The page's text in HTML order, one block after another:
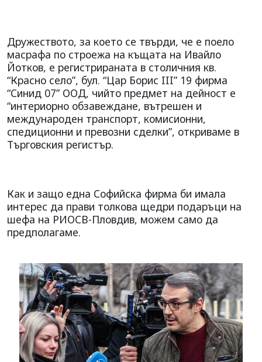
Дружеството, за което се твърди, че е поело
масрафа по строежа на къщата на Ивайло
Йотков, е регистрираната в столичния кв.
“Красно село”, бул. “Цар Борис III” 19 фирма
“Синид 07” ООД, чийто предмет на дейност е
“интериорно обзавеждане, вътрешен и
международен транспорт, комисионни,
спедиционни и превозни сделки”, откриваме в
Търговския регистър.
Как и защо една Софийска фирма би имала
интерес да прави толкова щедри подаръци на
шефа на РИОСВ-Пловдив, можем само да
предполагаме.